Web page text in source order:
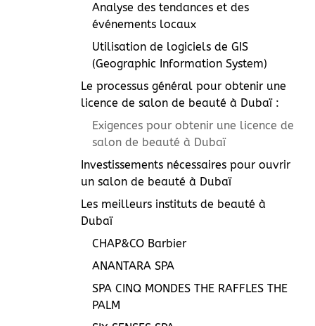
Analyse des tendances et des
événements locaux
Utilisation de logiciels de GIS
(Geographic Information System)
Le processus général pour obtenir une
licence de salon de beauté à Dubaï :
Exigences pour obtenir une licence de
salon de beauté à Dubaï
Investissements nécessaires pour ouvrir
un salon de beauté à Dubaï
Les meilleurs instituts de beauté à
Dubaï
CHAP&CO Barbier
ANANTARA SPA
SPA CINQ MONDES THE RAFFLES THE
PALM